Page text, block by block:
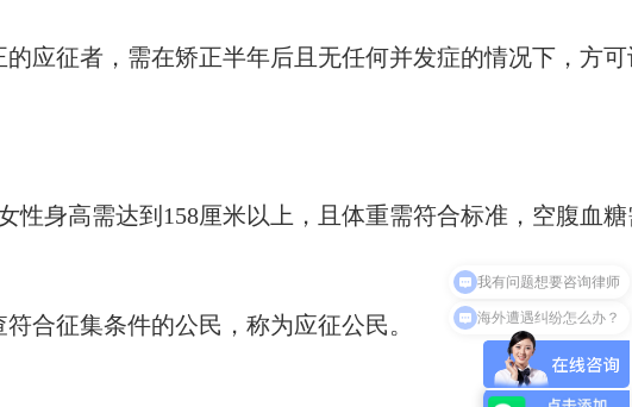
应征者，需在矫正半年后且无任何并发症的情况下，方可
性身高需达到158厘米以上，且体重需符合标准，空腹血
合征集条件的公民，称为应征公民。